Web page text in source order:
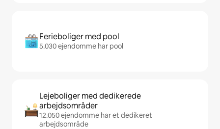
Ferieboliger med pool
5.030 ejendomme har pool
Lejeboliger med dedikerede
arbejdsområder
12.050 ejendomme har et dedikeret
arbejdsområde